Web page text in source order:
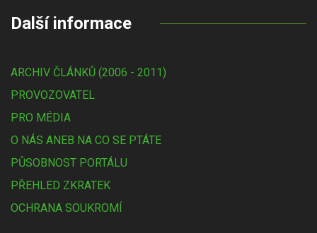
Další informace
ARCHIV ČLÁNKŮ (2006 - 2011)
PROVOZOVATEL
PRO MÉDIA
O NÁS ANEB NA CO SE PTÁTE
PŮSOBNOST PORTÁLU
PŘEHLED ZKRATEK
OCHRANA SOUKROMÍ